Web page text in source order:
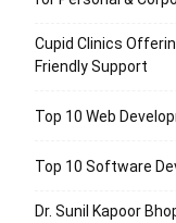
Cupid Clinics
Friendly Support
Top 10 Web
Top 10 Software
Dr. Sunil Kapoor